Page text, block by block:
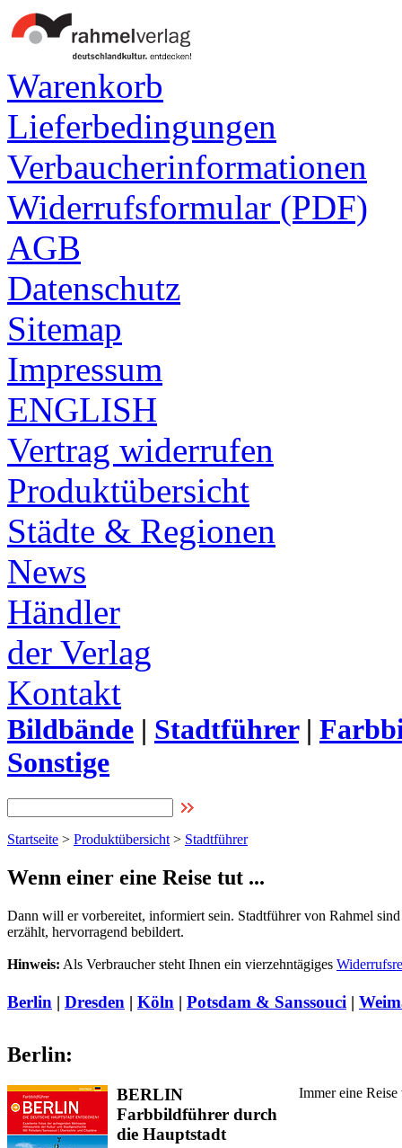
Warenkorb
Lieferbedingungen
Verbaucherinformationen
Widerrufsformular (PDF)
AGB
Datenschutz
Sitemap
Impressum
ENGLISH
Vertrag widerrufen
Produktübersicht
Städte & Regionen
News
Händler
der Verlag
Kontakt
Bildbände | Stadtführer|
Sonstige
Startseite > Produktübersicht > Stadtführer
Wenn einer eine Reise tut ...
Dann will er vorbereitet, informiert sein. Stadtführer von Rahmel
erzählt, hervorragend bebildert.
Hinweis: Als Verbraucher steht Ihnen ein vierzehntägiges
Berlin | Dresden | Köln | Potsdam & Sanssouci |
Berlin:
BERLIN
Farbbildführer durch
die Hauptstadt
Immer eine